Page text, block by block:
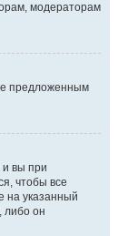
модераторам
предложенным
и вы при
чтобы все
на указанный
либо он